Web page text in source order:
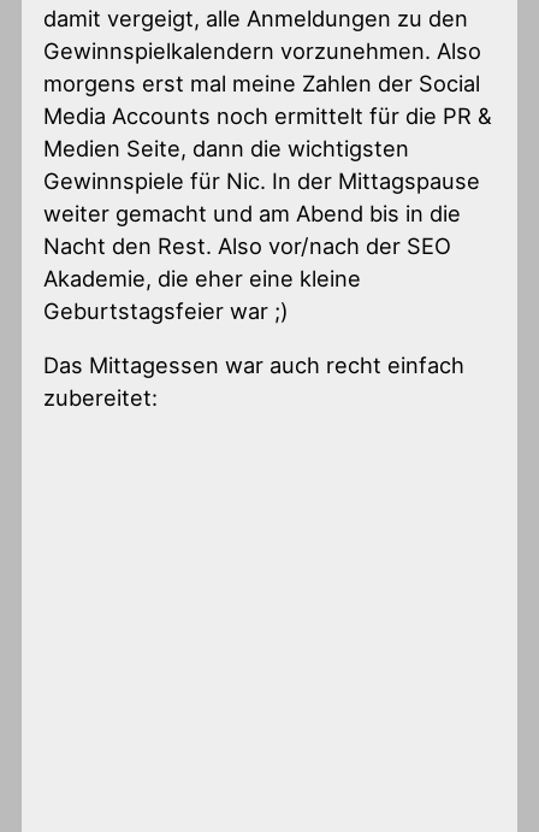
damit vergeigt, alle Anmeldungen zu den
Gewinnspielkalendern vorzunehmen. Also
morgens erst mal meine Zahlen der Social
Media Accounts noch ermittelt für die PR &
Medien Seite, dann die wichtigsten
Gewinnspiele für Nic. In der Mittagspause
weiter gemacht und am Abend bis in die
Nacht den Rest. Also vor/nach der SEO
Akademie, die eher eine kleine
Geburtstagsfeier war ;)
Das Mittagessen war auch recht einfach
zubereitet: